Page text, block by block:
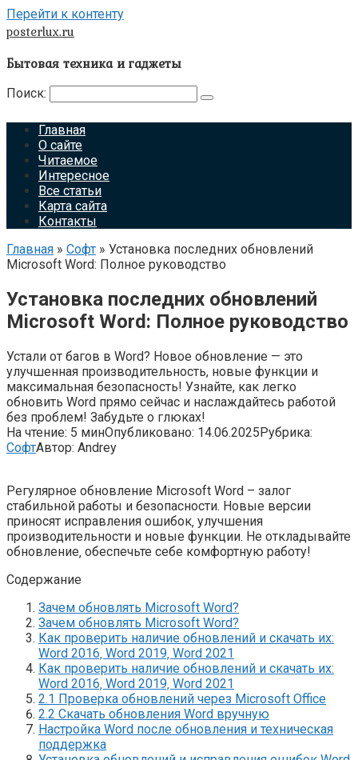
Перейти к контенту
posterlux.ru
Бытовая техника и гаджеты
Поиск:
Главная
О сайте
Читаемое
Интересное
Все статьи
Карта сайта
Контакты
Главная » Софт » Установка последних обновлений
Microsoft Word: Полное руководство
Установка последних обновлений
Microsoft Word: Полное руководство
Устали от багов в Word? Новое обновление — это
улучшенная производительность, новые функции и
максимальная безопасность! Узнайте, как легко
обновить Word прямо сейчас и наслаждайтесь работой
без проблем! Забудьте о глюках!
На чтение: 5 минОпубликовано: 14.06.2025Рубрика:
СофтАвтор: Andrey
Регулярное обновление Microsoft Word – залог
стабильной работы и безопасности. Новые версии
приносят исправления ошибок‚ улучшения
производительности и новые функции. Не откладывайте
обновление‚ обеспечьте себе комфортную работу!
Содержание
Зачем обновлять Microsoft Word?
Зачем обновлять Microsoft Word?
Как проверить наличие обновлений и скачать их:
Word 2016‚ Word 2019‚ Word 2021
Как проверить наличие обновлений и скачать их:
Word 2016‚ Word 2019‚ Word 2021
2.1 Проверка обновлений через Microsoft Office
2.2 Скачать обновления Word вручную
Настройка Word после обновления и техническая
поддержка